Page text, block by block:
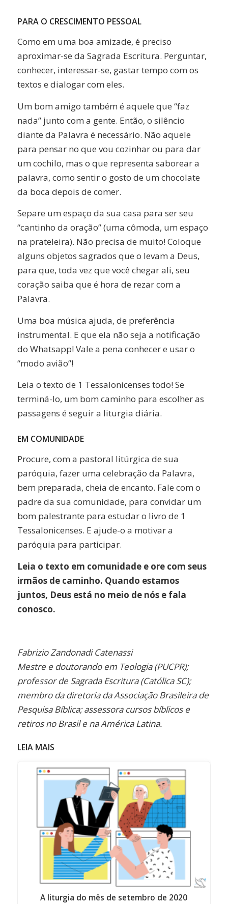
PARA O CRESCIMENTO PESSOAL
Como em uma boa amizade, é preciso
aproximar-se da Sagrada Escritura. Perguntar,
conhecer, interessar-se, gastar tempo com os
textos e dialogar com eles.
Um bom amigo também é aquele que “faz
nada” junto com a gente. Então, o silêncio
diante da Palavra é necessário. Não aquele
para pensar no que vou cozinhar ou para dar
um cochilo, mas o que representa saborear a
palavra, como sentir o gosto de um chocolate
da boca depois de comer.
Separe um espaço da sua casa para ser seu
“cantinho da oração” (uma cômoda, um espaço
na prateleira). Não precisa de muito! Coloque
alguns objetos sagrados que o levam a Deus,
para que, toda vez que você chegar ali, seu
coração saiba que é hora de rezar com a
Palavra.
Uma boa música ajuda, de preferência
instrumental. E que ela não seja a notificação
do Whatsapp! Vale a pena conhecer e usar o
“modo avião”!
Leia o texto de 1 Tessalonicenses todo! Se
terminá-lo, um bom caminho para escolher as
passagens é seguir a liturgia diária.
EM COMUNIDADE
Procure, com a pastoral litúrgica de sua
paróquia, fazer uma celebração da Palavra,
bem preparada, cheia de encanto. Fale com o
padre da sua comunidade, para convidar um
bom palestrante para estudar o livro de 1
Tessalonicenses. E ajude-o a motivar a
paróquia para participar.
Leia o texto em comunidade e ore com seus
irmãos de caminho. Quando estamos
juntos, Deus está no meio de nós e fala
conosco.
Fabrizio Zandonadi Catenassi
Mestre e doutorando em Teologia (PUCPR);
professor de Sagrada Escritura (Católica SC);
membro da diretoria da Associação Brasileira de
Pesquisa Bíblica; assessora cursos bíblicos e
retiros no Brasil e na América Latina.
LEIA MAIS
A liturgia do mês de setembro de 2020